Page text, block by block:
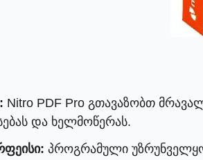
Nitro PDF Pro გთავაზობთ
და ხელმოწერას.
პროგრამული